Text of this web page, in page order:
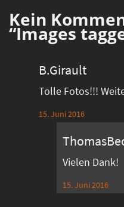
Kein
“Images
B.Girault
Tolle Fotos!!!
15. Juni 2016
Vielen Dank!
15. Juni 2016